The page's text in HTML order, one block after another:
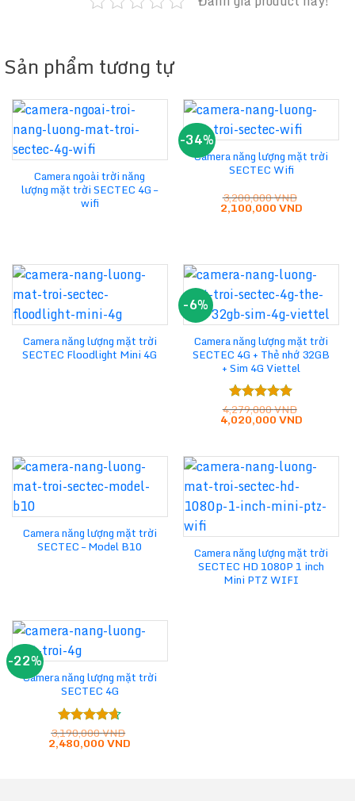
Sản phẩm tương tự
Camera ngoài trời năng
lượng mặt trời SECTEC 4G –
wifi
-34%
Camera năng lượng mặt trời
SECTEC Wifi
3,200,000VND
Giá
gốc
2,100,000VNDGiá
Camera năng lượng mặt trời
SECTEC Floodlight Mini 4G
-6%
Camera năng lượng mặt trời
SECTEC 4G + Thẻ nhớ 32GB
+ Sim 4G Viettel
Được xếp
hạng5.00
4,279,000VND
Giá
gốc
4,020,000VNDGiá
4,020,000
Camera năng lượng mặt trời
SECTEC – Model B10 Camera năng lượng mặt trời
SECTEC HD 1080P 1 inch
Mini PTZ WIFI
-22%
Camera năng lượng mặt trời
SECTEC 4G
Được xếp
hạng4.62
3,190,000VND
Giá
gốc
2,480,000VND